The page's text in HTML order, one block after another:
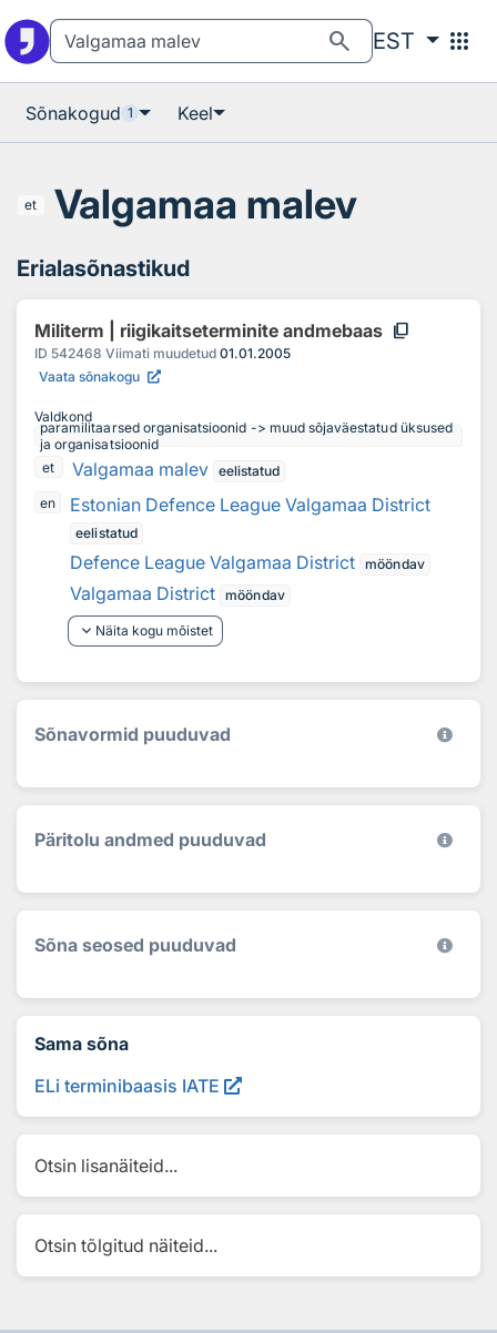
search EST apps
Sõnakogud 1 Keel
et Valgamaa malev
Erialasõnastikud
Militerm | riigikaitseterminite andmebaas content_copy
ID 542468 Viimati muudetud 01.01.2005
Vaata sõnakogu
Valdkond
paramilitaarsed organisatsioonid -> muud sõjaväestatud üksused
ja organisatsioonid
et
Valgamaa malev eelistatud
en
Estonian Defence League Valgamaa District
eelistatud
Defence League Valgamaa District mööndav
Valgamaa District mööndav
keyboard_arrow_down Näita kogu mõistet
Sõnavormid puuduvad
Päritolu andmed puuduvad
Sõna seosed puuduvad
Sama sõna
ELi terminibaasis IATE
Otsin lisanäiteid...
Otsin tõlgitud näiteid...